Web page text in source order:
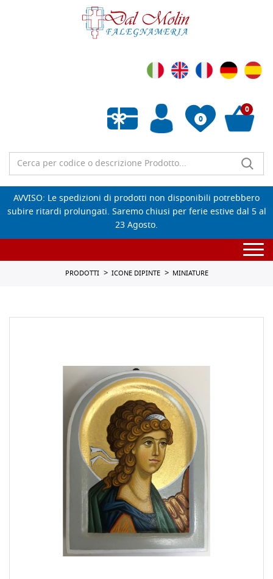
0
Wishlist vuota
0
AVVISO: Le spedizioni di prodotti non disponibili potrebbero
subire ritardi prolungati. Saremo chiusi per ferie estive dal 5 al
23 Agosto.
PRODOTTI ICONE DIPINTE MINIATURE